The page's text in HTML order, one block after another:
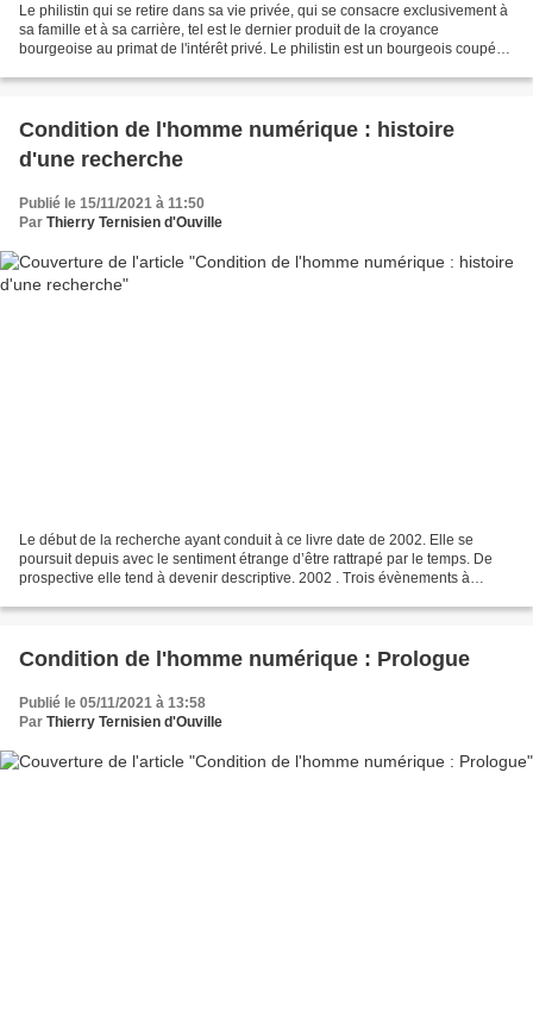
Le philistin qui se retire dans sa vie privée, qui se consacre exclusivement à
sa famille et à sa carrière, tel est le dernier produit de la croyance
bourgeoise au primat de l'intérêt privé. Le philistin est un bourgeois coupé
Condition de l'homme numérique : histoire
d'une recherche
Publié le 15/11/2021 à 11:50
Par Thierry Ternisien d'Ouville
Le début de la recherche ayant conduit à ce livre date de 2002. Elle se
poursuit depuis avec le sentiment étrange d’être rattrapé par le temps. De
prospective elle tend à devenir descriptive. 2002 . Trois évènements à
Condition de l'homme numérique : Prologue
Publié le 05/11/2021 à 13:58
Par Thierry Ternisien d'Ouville